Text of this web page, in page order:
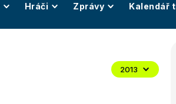
Hráči Zprávy Kalendář
2013